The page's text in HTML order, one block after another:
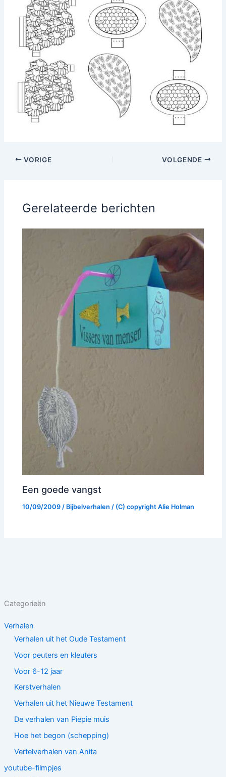
Categorieën
Verhalen
Verhalen uit het Oude Testament
Voor peuters en kleuters
Voor 6-12 jaar
Kerstverhalen
Verhalen uit het Nieuwe Testament
De verhalen van Piepie muis
Hoe het begon (schepping)
Vertelverhalen van Anita
youtube-filmpjes
VORIGE VOLGENDE
Gerelateerde berichten
Een goede vangst
10/09/2009 / Bijbelverhalen / (C) copyrightAlie Holman